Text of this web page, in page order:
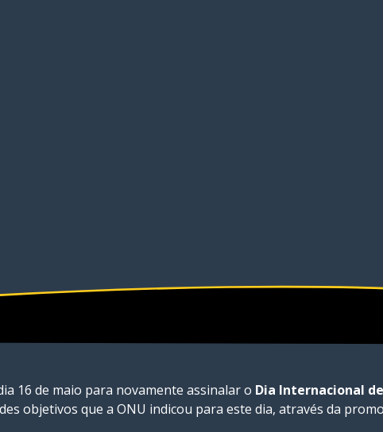
16 de maio para novamente assinalar o Dia Internacional
objetivos que a ONU indicou para este dia, através da